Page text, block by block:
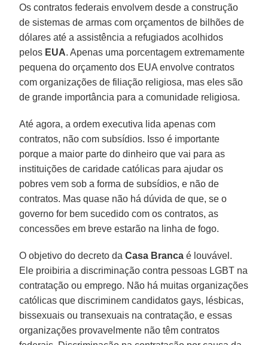
Os contratos federais envolvem desde a construção
de sistemas de armas com orçamentos de bilhões de
dólares até a assistência a refugiados acolhidos
pelos EUA. Apenas uma porcentagem extremamente
pequena do orçamento dos EUA envolve contratos
com organizações de filiação religiosa, mas eles são
de grande importância para a comunidade religiosa.
Até agora, a ordem executiva lida apenas com
contratos, não com subsídios. Isso é importante
porque a maior parte do dinheiro que vai para as
instituições de caridade católicas para ajudar os
pobres vem sob a forma de subsídios, e não de
contratos. Mas quase não há dúvida de que, se o
governo for bem sucedido com os contratos, as
concessões em breve estarão na linha de fogo.
O objetivo do decreto daCasa Branca é louvável.
Ele proibiria a discriminação contra pessoas LGBT na
contratação ou emprego. Não há muitas organizações
católicas que discriminem candidatos gays, lésbicas,
bissexuais ou transexuais na contratação, e essas
organizações provavelmente não têm contratos